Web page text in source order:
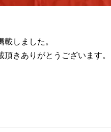
しました。
きありがとうございます。